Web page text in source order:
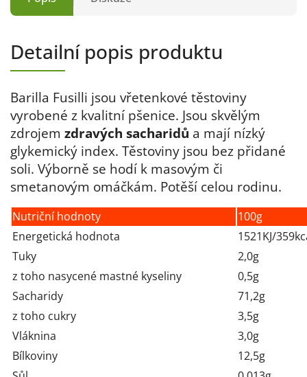
Detailní popis produktu
Barilla Fusilli jsou vřetenkové těstoviny
vyrobené z kvalitní pšenice. Jsou skvělým
zdrojem zdravých sacharidů a mají nízký
glykemický index. Těstoviny jsou bez přidané
soli. Výborně se hodí k masovým či
smetanovým omáčkám. Potěší celou rodinu.
Nutriční hodnoty
100g
Energetická hodnota
1521KJ/
Tuky
2,0g
z toho nasycené mastné kyseliny
0,5g
Sacharidy
71,2g
z toho cukry
3,5g
Vláknina
3,0g
Bílkoviny
12,5g